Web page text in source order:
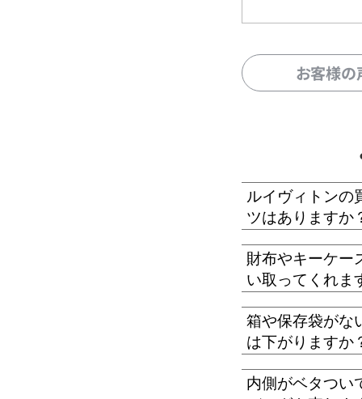
お客様
ルイヴィトンの
ツはありますか
財布やキーケー
い取ってくれま
箱や保存袋がな
は下がりますか
内側がベタつい